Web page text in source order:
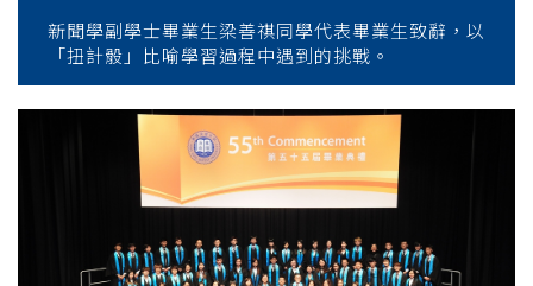
新聞學副學士畢業生梁善祺同學代表畢業生致辭，以
「扭計骰」比喻學習過程中遇到的挑戰。